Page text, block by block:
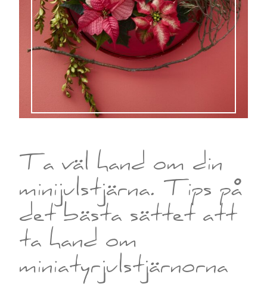
Ta väl hand om din
minijulstjärna. Tips på
det bästa sättet att
ta hand om
miniatyrjulstjärnorna